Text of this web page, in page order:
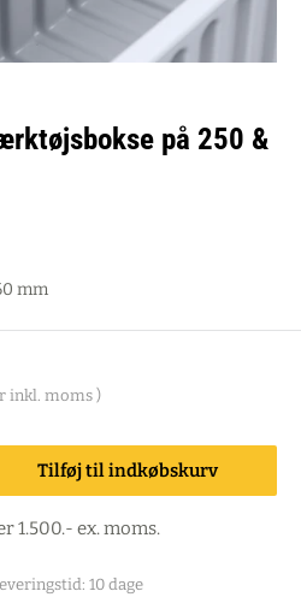
på 250 &
mm
inkl. moms )
Tilføj til indkøbskurv
1.500.- ex. moms.
10 dage